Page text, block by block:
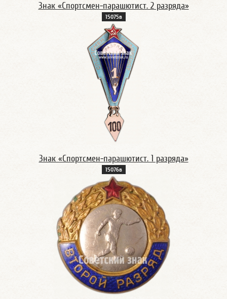
Знак «Спортсмен-парашютист. 2 разряда»
15075в
Знак «Спортсмен-парашютист. 1 разряда»
15076в